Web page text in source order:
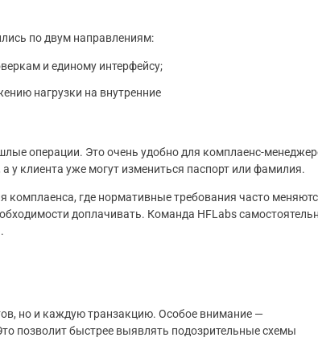
по двум направлениям:
и единому интерфейсу;
нагрузки на внутренние
операции. Это очень удобно для комплаенс-
у клиента уже могут измениться паспорт или фамилия.
комплаенса, где нормативные требования часто
доплачивать. Команда HFLabs
но и каждую транзакцию. Особое внимание —
позволит быстрее выявлять подозрительные схемы